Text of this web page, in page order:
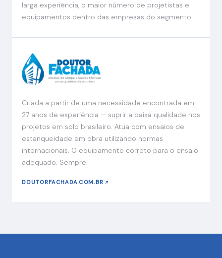
larga experiência, o maior número de projetistas e
equipamentos dentro das empresas do segmento.
Criada a partir de uma necessidade encontrada em
27 anos de experiência — suprir a baixa qualidade nos
projetos em solo brasileiro. Atua com ensaios de
estanqueidade em obra utilizando normas
internacionais. O equipamento correto para o ensaio
adequado. Sempre.
DOUTORFACHADA.COM.BR